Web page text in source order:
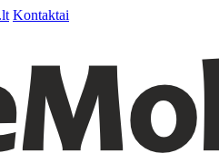
Kontaktai